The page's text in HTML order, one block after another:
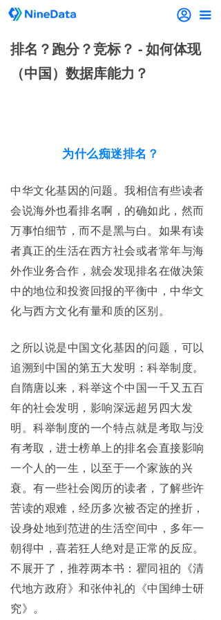
끀
排名？跑分？竞标？ - 如何体现
（中国）数据库能力？
为什么痴迷排名？
中华文化基因的问题。我相信有些读者
会说海外也看排名啊，的确如此，然而
万事怕细节，而不是黑与白。如果有读
者真正的生活在西方社会或者常年与海
外作业务合作，就会发现排名在做决策
中的地位和投资回报的平衡中，中华文
化与西方文化有量和质的区别。
之所以说是中国文化基因的问题，可以
追溯到中国的第五大发明：科举制度。
自隋唐以来，科举这个中国一千又五百
年的社会发明，影响深远超另四大发
明。科举制度的一个特点就是考取与没
有考取，进士榜单上的排名会直接影响
一个人的一生，以至于一个家族的兴
衰。有一些社会阅历的读者，了解些许
苦读的艰难，经历多次被否定的挫折，
设身处地到范进的生活空间中，多年一
朝得中，喜若狂人绝对是正常的反应。
不展开了，推荐两本书：瞿同祖的《清
代地方政府》和张仲礼的《中国绅士研
究》。